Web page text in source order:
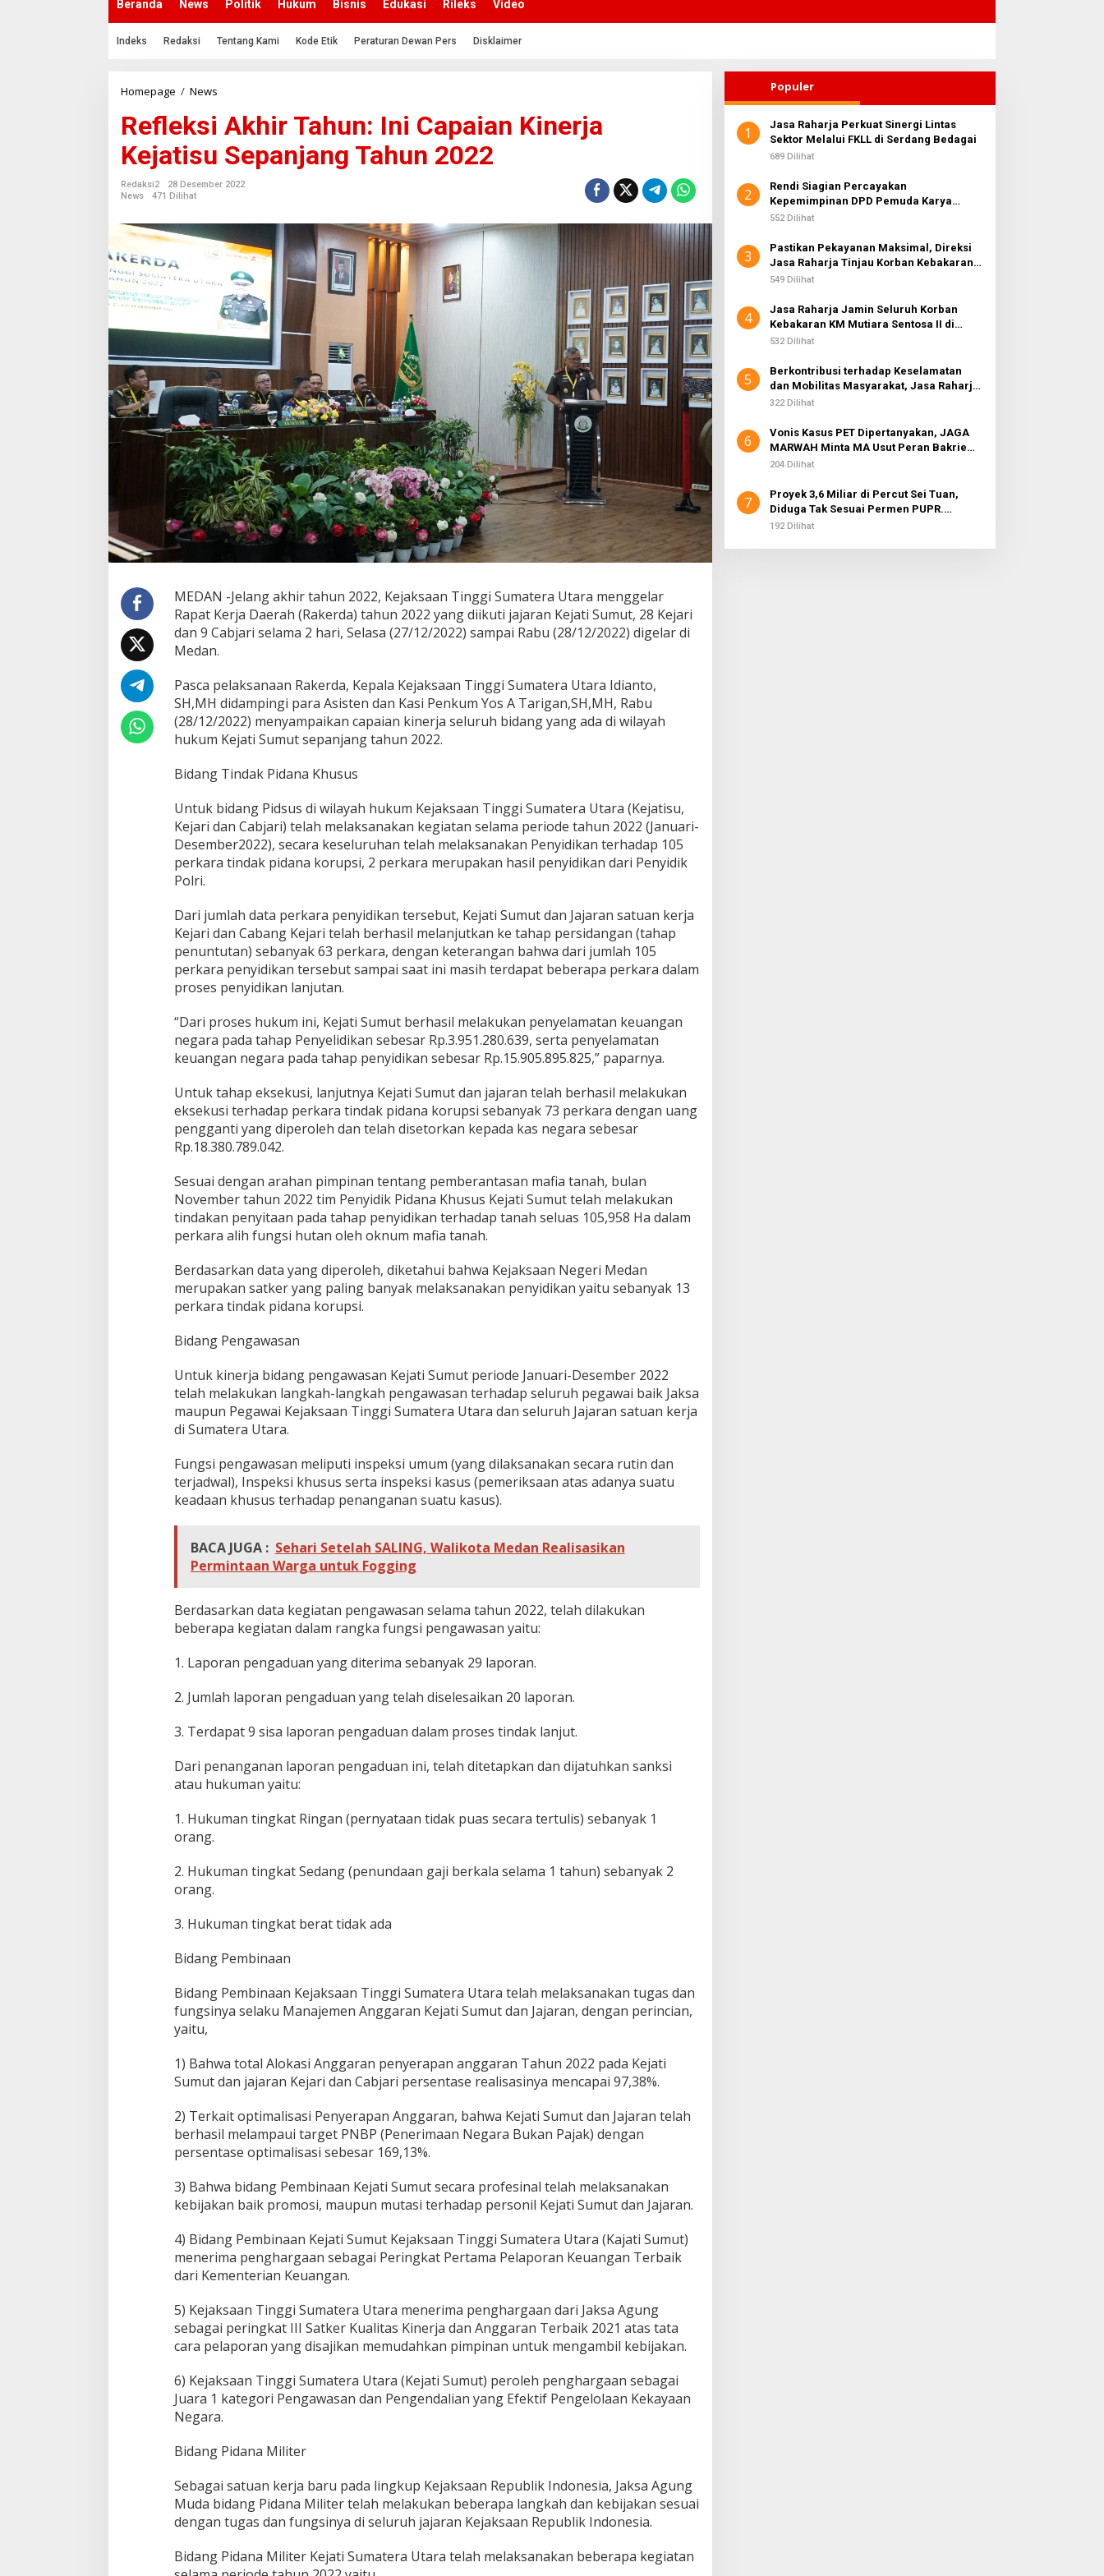
Beranda News Politik Hukum Bisnis Edukasi Rileks Video
Indeks Redaksi Tentang Kami Kode Etik Peraturan Dewan Pers Disklaimer
Homepage / News
s
k
h
T
a
h
u
n
:
I
n
i
C
a
p
a
i
a
n
K
e
j
a
K
e
j
t
s
u
S
p
n
j
a
n
g
u
n
2
0
2
2
Refleksi Akhir Tahun: Ini Capaian Kinerja
Kejatisu Sepanjang Tahun 2022
Redaksi2
28 Desember 2022
News
471 Dilihat
MEDAN -Jelang akhir tahun 2022, Kejaksaan Tinggi Sumatera Utara menggelar
Rapat Kerja Daerah (Rakerda) tahun 2022 yang diikuti jajaran Kejati Sumut, 28 Kejari
dan 9 Cabjari selama 2 hari, Selasa (27/12/2022) sampai Rabu (28/12/2022) digelar di
Medan.
Pasca pelaksanaan Rakerda, Kepala Kejaksaan Tinggi Sumatera Utara Idianto,
SH,MH didampingi para Asisten dan Kasi Penkum Yos A Tarigan,SH,MH, Rabu
(28/12/2022) menyampaikan capaian kinerja seluruh bidang yang ada di wilayah
hukum Kejati Sumut sepanjang tahun 2022.
Bidang Tindak Pidana Khusus
Untuk bidang Pidsus di wilayah hukum Kejaksaan Tinggi Sumatera Utara (Kejatisu,
Kejari dan Cabjari) telah melaksanakan kegiatan selama periode tahun 2022 (Januari-
Desember2022), secara keseluruhan telah melaksanakan Penyidikan terhadap 105
perkara tindak pidana korupsi, 2 perkara merupakan hasil penyidikan dari Penyidik
Polri.
Dari jumlah data perkara penyidikan tersebut, Kejati Sumut dan Jajaran satuan kerja
Kejari dan Cabang Kejari telah berhasil melanjutkan ke tahap persidangan (tahap
penuntutan) sebanyak 63 perkara, dengan keterangan bahwa dari jumlah 105
perkara penyidikan tersebut sampai saat ini masih terdapat beberapa perkara dalam
proses penyidikan lanjutan.
“Dari proses hukum ini, Kejati Sumut berhasil melakukan penyelamatan keuangan
negara pada tahap Penyelidikan sebesar Rp.3.951.280.639, serta penyelamatan
keuangan negara pada tahap penyidikan sebesar Rp.15.905.895.825,” paparnya.
Untuk tahap eksekusi, lanjutnya Kejati Sumut dan jajaran telah berhasil melakukan
eksekusi terhadap perkara tindak pidana korupsi sebanyak 73 perkara dengan uang
pengganti yang diperoleh dan telah disetorkan kepada kas negara sebesar
Rp.18.380.789.042.
Sesuai dengan arahan pimpinan tentang pemberantasan mafia tanah, bulan
November tahun 2022 tim Penyidik Pidana Khusus Kejati Sumut telah melakukan
tindakan penyitaan pada tahap penyidikan terhadap tanah seluas 105,958 Ha dalam
perkara alih fungsi hutan oleh oknum mafia tanah.
Berdasarkan data yang diperoleh, diketahui bahwa Kejaksaan Negeri Medan
merupakan satker yang paling banyak melaksanakan penyidikan yaitu sebanyak 13
perkara tindak pidana korupsi.
Bidang Pengawasan
Untuk kinerja bidang pengawasan Kejati Sumut periode Januari-Desember 2022
telah melakukan langkah-langkah pengawasan terhadap seluruh pegawai baik Jaksa
maupun Pegawai Kejaksaan Tinggi Sumatera Utara dan seluruh Jajaran satuan kerja
di Sumatera Utara.
Fungsi pengawasan meliputi inspeksi umum (yang dilaksanakan secara rutin dan
terjadwal), Inspeksi khusus serta inspeksi kasus (pemeriksaan atas adanya suatu
keadaan khusus terhadap penanganan suatu kasus).
BACA JUGA : Sehari Setelah SALING, Walikota Medan Realisasikan
Permintaan Warga untuk Fogging
Berdasarkan data kegiatan pengawasan selama tahun 2022, telah dilakukan
beberapa kegiatan dalam rangka fungsi pengawasan yaitu:
1. Laporan pengaduan yang diterima sebanyak 29 laporan.
2. Jumlah laporan pengaduan yang telah diselesaikan 20 laporan.
3. Terdapat 9 sisa laporan pengaduan dalam proses tindak lanjut.
Dari penanganan laporan pengaduan ini, telah ditetapkan dan dijatuhkan sanksi
atau hukuman yaitu:
1. Hukuman tingkat Ringan (pernyataan tidak puas secara tertulis) sebanyak 1
orang.
2. Hukuman tingkat Sedang (penundaan gaji berkala selama 1 tahun) sebanyak 2
orang.
3. Hukuman tingkat berat tidak ada
Bidang Pembinaan
Bidang Pembinaan Kejaksaan Tinggi Sumatera Utara telah melaksanakan tugas dan
fungsinya selaku Manajemen Anggaran Kejati Sumut dan Jajaran, dengan perincian,
yaitu,
1) Bahwa total Alokasi Anggaran penyerapan anggaran Tahun 2022 pada Kejati
Sumut dan jajaran Kejari dan Cabjari persentase realisasinya mencapai 97,38%.
2) Terkait optimalisasi Penyerapan Anggaran, bahwa Kejati Sumut dan Jajaran telah
berhasil melampaui target PNBP (Penerimaan Negara Bukan Pajak) dengan
persentase optimalisasi sebesar 169,13%.
3) Bahwa bidang Pembinaan Kejati Sumut secara profesinal telah melaksanakan
kebijakan baik promosi, maupun mutasi terhadap personil Kejati Sumut dan Jajaran.
4) Bidang Pembinaan Kejati Sumut Kejaksaan Tinggi Sumatera Utara (Kajati Sumut)
menerima penghargaan sebagai Peringkat Pertama Pelaporan Keuangan Terbaik
dari Kementerian Keuangan.
5) Kejaksaan Tinggi Sumatera Utara menerima penghargaan dari Jaksa Agung
sebagai peringkat III Satker Kualitas Kinerja dan Anggaran Terbaik 2021 atas tata
cara pelaporan yang disajikan memudahkan pimpinan untuk mengambil kebijakan.
6) Kejaksaan Tinggi Sumatera Utara (Kejati Sumut) peroleh penghargaan sebagai
Juara 1 kategori Pengawasan dan Pengendalian yang Efektif Pengelolaan Kekayaan
Negara.
Bidang Pidana Militer
Sebagai satuan kerja baru pada lingkup Kejaksaan Republik Indonesia, Jaksa Agung
Muda bidang Pidana Militer telah melakukan beberapa langkah dan kebijakan sesuai
dengan tugas dan fungsinya di seluruh jajaran Kejaksaan Republik Indonesia.
Bidang Pidana Militer Kejati Sumatera Utara telah melaksanakan beberapa kegiatan
Populer
1
Jasa Raharja Perkuat Sinergi Lintas
Sektor Melalui FKLL di Serdang Bedagai
689 Dilihat
2
Rendi Siagian Percayakan
Kepemimpinan DPD Pemuda Karya
Nasional Kota Medan kepada Josef
552 Dilihat
3
Pastikan Pekayanan Maksimal, Direksi
Jasa Raharja Tinjau Korban Kebakaran
KM Mutiara Sentosa II
549 Dilihat
4
Jasa Raharja Jamin Seluruh Korban
Kebakaran KM Mutiara Sentosa II di
Perairan Sumenep
532 Dilihat
5
Berkontribusi terhadap Keselamatan
dan Mobilitas Masyarakat, Jasa Raharja
Raih Penghargaan di Ajang Transportasi
322 Dilihat
6
Vonis Kasus PET Dipertanyakan, JAGA
MARWAH Minta MA Usut Peran Bakrie
Group
204 Dilihat
7
Proyek 3,6 Miliar di Percut Sei Tuan,
Diduga Tak Sesuai Permen PUPR.
Volume dan Nama Pengawas Tidak
192 Dilihat